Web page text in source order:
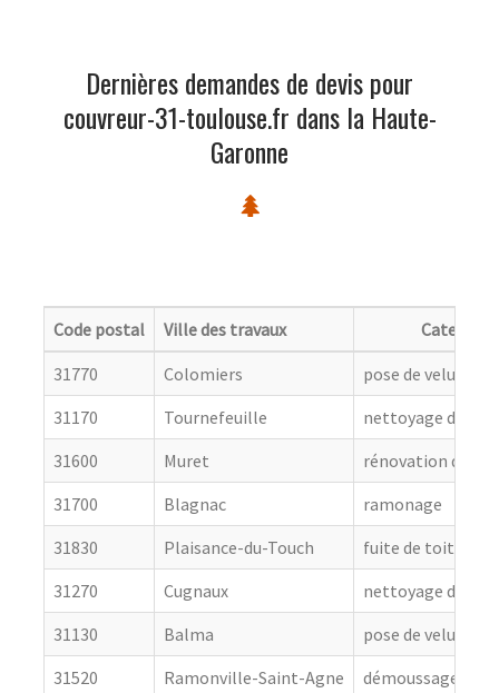
Dernières demandes de devis pour
couvreur-31-toulouse.fr dans la Haute-
Garonne
Code postal Ville des travaux
Categorie
31770
Colomiers
pose de velux
31170
Tournefeuille
nettoyage de
31600
Muret
rénovation de
31700
Blagnac
ramonage
31830
Plaisance-du-Touch
fuite de toiture
31270
Cugnaux
nettoyage de
31130
Balma
pose de velux
31520
Ramonville-Saint-Agne
démoussage de